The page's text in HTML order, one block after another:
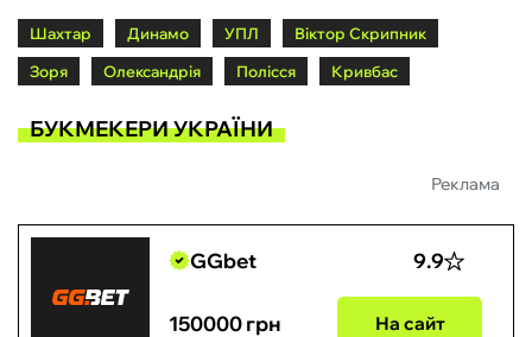
Шахтар Динамо УПЛ
Віктор Скрипник
Зоря
Олександрія Полісся Кривбас
БУКМЕКЕРИ УКРАЇНИ
Реклама
GGbet 9.9
150000 грн На сайт